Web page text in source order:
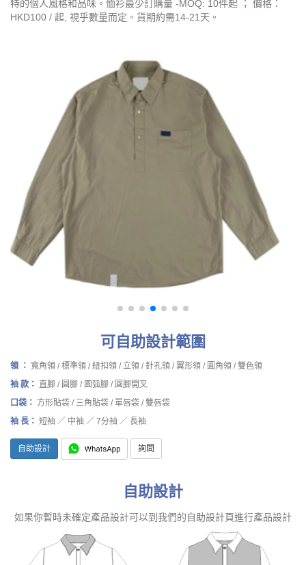
特的個人風格和品味。恤衫最少訂購量 -MOQ: 10件起 ； 價格：
HKD100 / 起, 視乎數量而定。貨期約需14-21天。
可自助設計範圍
領 ： 寬角領 / 標準領 / 紐扣領 / 立領 / 針孔領 / 翼形領 / 圓角領 / 雙色領
袖 款：
直腳 / 圓腳 / 園弧腳 / 圓腳開叉
口袋： 方形貼袋 / 三角貼袋 / 單唇袋 / 雙唇袋
袖 長： 短袖 ／ 中袖 ／ 7分袖 ／ 長袖
自助設計 詢問
自助設計
如果你暫時未確定產品設計可以到我們的自助設計頁進行產品設計